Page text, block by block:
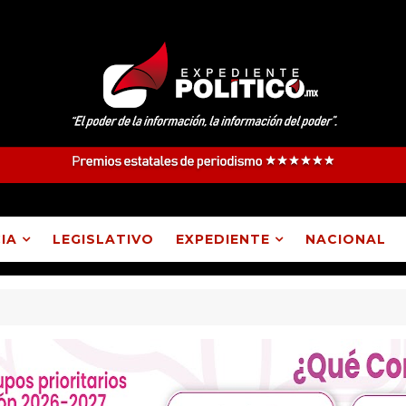
LEGISLATIVO EXPEDIENTE NACIONAL